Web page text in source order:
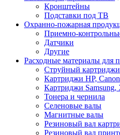
Кронштейны
Подставки под ТВ
Охранно-пожарная
Приемно-
Датчики
Другие
Расходные материалы для
Струйный картриджи
Картриджи HP, Canon
Картриджи Samsung,
Тонера и чернила
Селеновые валы
Магнитные валы
Резиновый вал
Резиновый вал